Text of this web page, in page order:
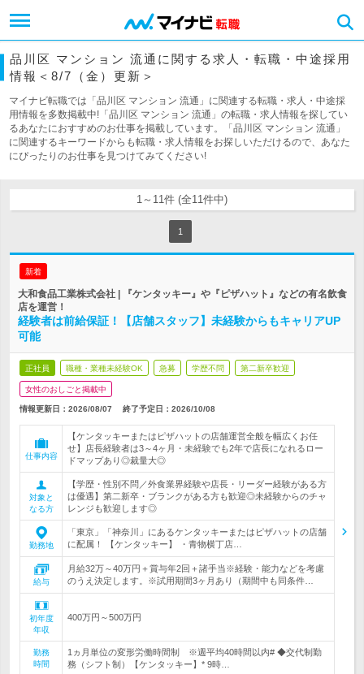
品川区 マンション 流通に関する求人・転職・中途採用
情報＜8/7（金）更新＞
マイナビ転職では「品川区 マンション 流通」に関連する転職・求人・中途採
用情報を多数掲載中!「品川区 マンション 流通」の転職・求人情報を探してい
るあなたにおすすめのお仕事を掲載しています。「品川区 マンション 流通」
に関連するキーワードからも転職・求人情報をお探しいただけるので、あなた
にぴったりのお仕事を見つけてみてください!
1～11件 (全11件中)
1
新着
大和食品工業株式会社 | 『ケンタッキー』や『ピザハット』などの有名飲食
店を運営！
経験者は前給保証！【店舗スタッフ】未経験からもキャリアUP
可能
正社員 職種・業種未経験OK 急募 学歴不問 第二新卒歓迎
女性のおしごと掲載中
情報更新日：2026/08/07 終了予定日： 2026/10/08
仕事内容
【ケンタッキーまたはピザハットの店舗運営全般を幅広くお任
せ】店長経験者は3～4ヶ月・未経験でも2年で店長になれるロー
ドマップあり◎裁量大◎
対象と
なる方
【学歴・性別不問／外食業界経験や店長・リーダー経験がある方
は優遇】第二新卒・ブランクがある方も歓迎◎未経験からのチャ
レンジも歓迎します◎
勤務地
「東京」「神奈川」にあるケンタッキーまたはピザハットの店舗
に配属！ 【ケンタッキー】 ・青物横丁店…
給与
月給32万～40万円＋賞与年2回＋諸手当※経験・能力などを考慮
のうえ決定します。※試用期間3ヶ月あり（期間中も同条件…
初年度
年収
400万円～500万円
勤務
時間
1ヵ月単位の変形労働時間制 ※週平均40時間以内# ◆交代制勤
務（シフト制）【ケンタッキー】* 9時…